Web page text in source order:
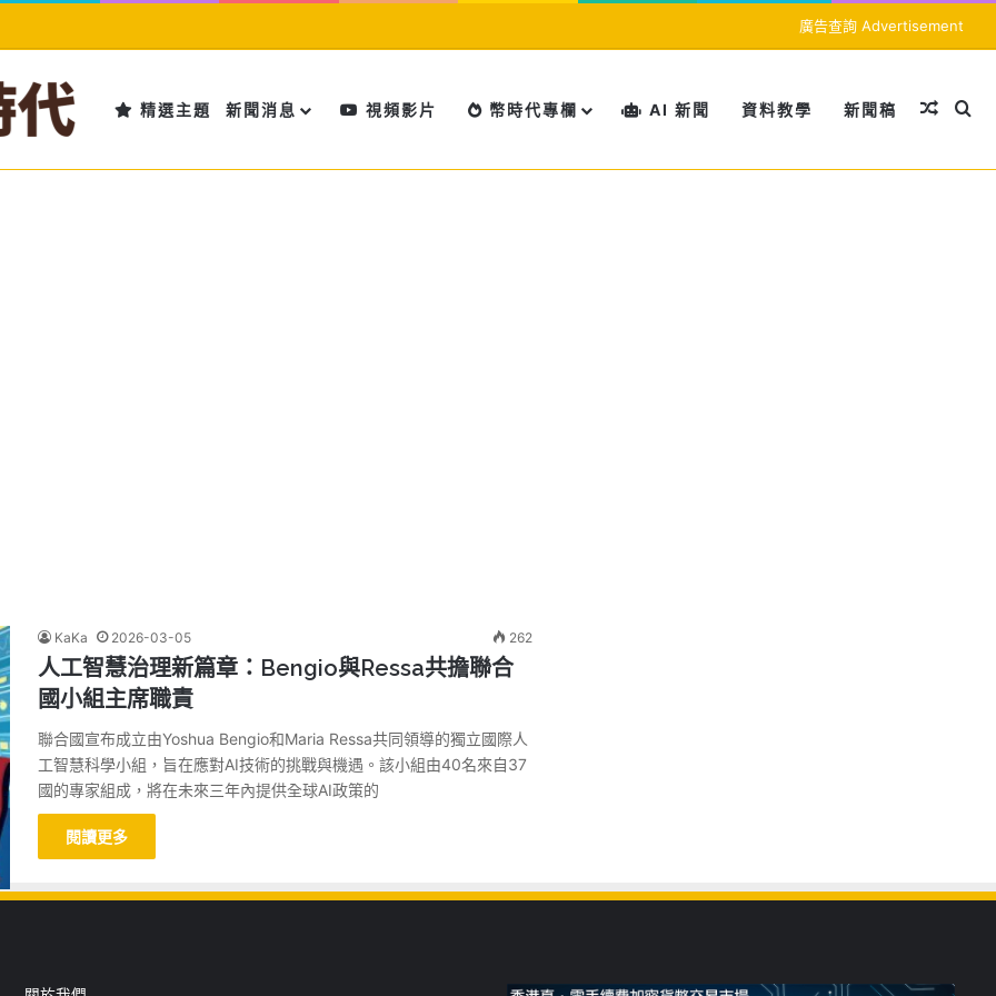
廣告查詢 Advertisement
精選主題 新聞消息 視頻影片 幣時代專欄 AI 新聞 資料教學 新聞稿 隨機文
搜
KaKa 2026-03-05 262
人工智慧治理新篇章：Bengio與Ressa共擔聯合
國小組主席職責
聯合國宣布成立由Yoshua Bengio和Maria Ressa共同領導的獨立國際人
工智慧科學小組，旨在應對AI技術的挑戰與機遇。該小組由40名來自37
國的專家組成，將在未來三年內提供全球AI政策的
閱讀更多